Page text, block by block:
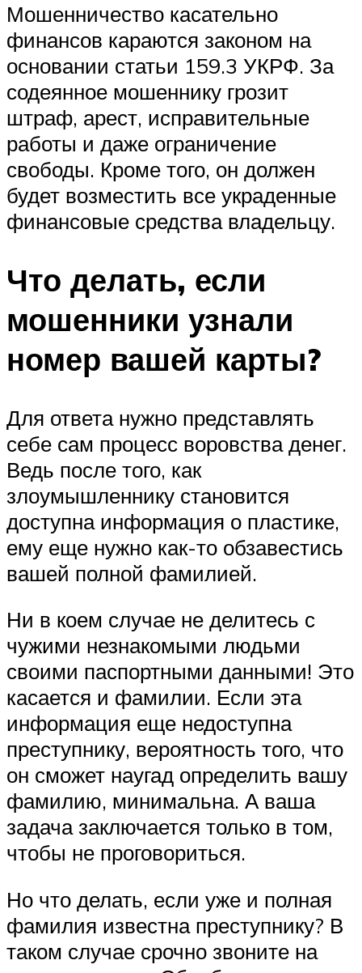
Мошенничество касательно
финансов караются законом на
основании статьи 159.3 УКРФ. За
содеянное мошеннику грозит
штраф, арест, исправительные
работы и даже ограничение
свободы. Кроме того, он должен
будет возместить все украденные
финансовые средства владельцу.
Что делать, если
мошенники узнали
номер вашей карты?
Для ответа нужно представлять
себе сам процесс воровства денег.
Ведь после того, как
злоумышленнику становится
доступна информация о пластике,
ему еще нужно как-то обзавестись
вашей полной фамилией.
Ни в коем случае не делитесь с
чужими незнакомыми людьми
своими паспортными данными! Это
касается и фамилии. Если эта
информация еще недоступна
преступнику, вероятность того, что
он сможет наугад определить вашу
фамилию, минимальна. А ваша
задача заключается только в том,
чтобы не проговориться.
Но что делать, если уже и полная
фамилия известна преступнику? В
таком случае срочно звоните на